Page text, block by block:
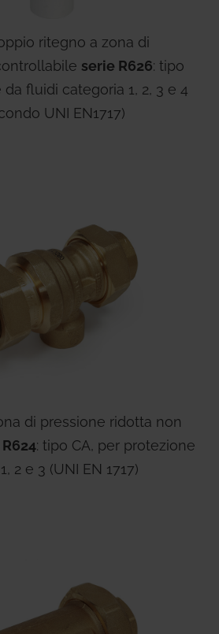
ritegno a zona di
serie R626: tipo
fluidi categoria 1, 2, 3 e 4
UNI EN1717)
di pressione ridotta non
: tipo CA, per protezione
2 e 3 (UNI EN 1717)